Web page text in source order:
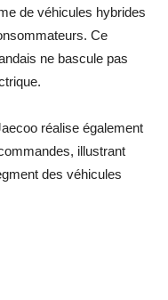
de véhicules hybrides
Ce
ne bascule pas
réalise également
illustrant
des véhicules